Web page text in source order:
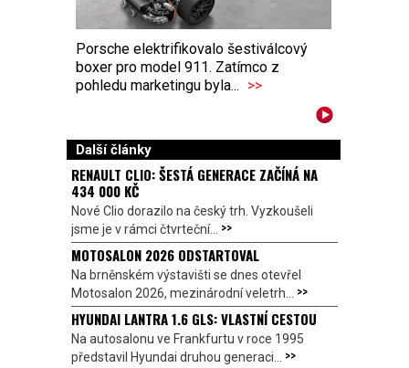
Porsche elektrifikovalo šestiválcový
boxer pro model 911. Zatímco z
pohledu marketingu byla... >>
Další články
RENAULT CLIO: ŠESTÁ GENERACE ZAČÍNÁ NA
434 000 KČ
Nové Clio dorazilo na český trh. Vyzkoušeli
jsme je v rámci čtvrteční... >>
MOTOSALON 2026 ODSTARTOVAL
Na brněnském výstavišti se dnes otevřel
Motosalon 2026, mezinárodní veletrh... >>
HYUNDAI LANTRA 1.6 GLS: VLASTNÍ CESTOU
Na autosalonu ve Frankfurtu v roce 1995
představil Hyundai druhou generaci... >>